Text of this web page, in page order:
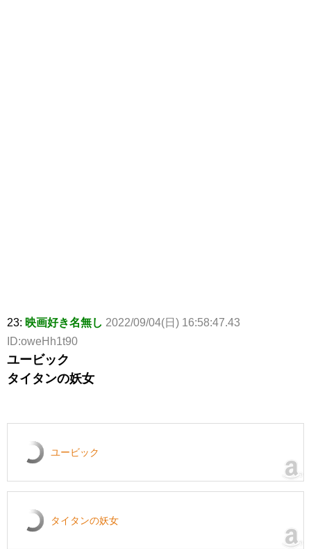
23: 映画好き名無し 2022/09/04(日) 16:58:47.43
ID:oweHh1t90
ユービック
タイタンの妖女
ユービック
タイタンの妖女